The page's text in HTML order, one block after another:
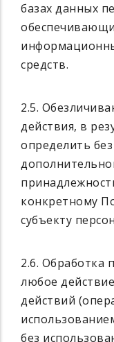
базах данных
средств.
2.5.
действия, в
определить
конкретному
субъекту
2.6. Обработка
любое
действий
без